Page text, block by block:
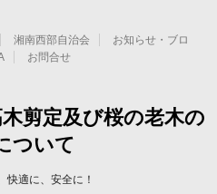
湘南西部自治会
お知らせ・ブロ
お問合せ
剪定及び桜の老木の
ついて
快適に、安全に！